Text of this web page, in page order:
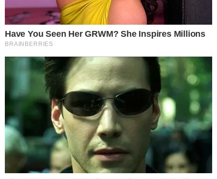
ต้องแยกให้ออกก่อนนะคะระหว่างไหลบัว กับสายบัว เพราะหลายคน
ยังเข้าใจกันผิดว่าเป็นชนิดเดียวกัน ไหลบัว คือ ด อ ก อ่อนของต้นด อ
ก บัวหลวงที่ยังไม่โผล่พ้นน้ำ แต่สายบัวนั้น คือ ส่วนของก้านด อ ก
ของสาย รสชาติของไหลบัวจะมีความมัน และให้รสสัมผัสที่กรอบ จึง
นิยมที่จะนำมาทานเป็นผักเคียงมากกว่าการนำไปทำเป็นอาหาร แต่
บางพื้นที่ก็นำมาทำเป็นอาหารมากกว่า เช่น นำไปแกง นำไปผัด เอา
ไปทำส้มตำก็อร่อยเหมือนกัน